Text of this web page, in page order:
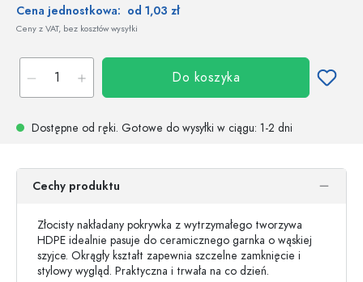
Cena jednostkowa: od 1,03 zł
Ceny z VAT, bez kosztów wysyłki
Do koszyka
Dostępne od ręki. Gotowe do wysyłki w ciągu: 1-2 dni
Cechy produktu
Złocisty nakładany pokrywka z wytrzymałego tworzywa
HDPE idealnie pasuje do ceramicznego garnka o wąskiej
szyjce. Okrągły kształt zapewnia szczelne zamknięcie i
stylowy wygląd. Praktyczna i trwała na co dzień.